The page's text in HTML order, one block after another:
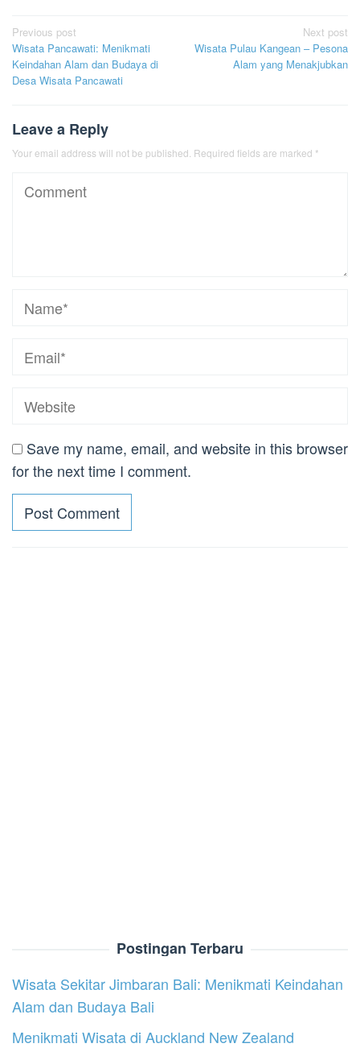
Post
navigation
Previous post
Wisata Pancawati: Menikmati
Keindahan Alam dan Budaya di
Desa Wisata Pancawati
Next post
Wisata Pulau Kangean – Pesona
Alam yang Menakjubkan
Leave a Reply
Your email address will not be published. Required fields are marked *
Save my name, email, and website in this browser
for the next time I comment.
Postingan Terbaru
Wisata Sekitar Jimbaran Bali: Menikmati Keindahan
Alam dan Budaya Bali
Menikmati Wisata di Auckland New Zealand